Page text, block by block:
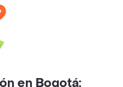
en Bogotá: